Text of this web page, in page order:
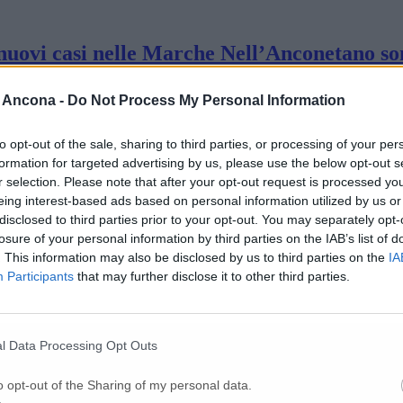
- Do Not Process My Personal Information
opt-out of the sale, sharing to third parties, or processing of your
for targeted advertising by us, please use the below opt-out
selection. Please note that after your opt-out request is processed
interest-based ads based on personal information utilized by us
to third parties prior to your opt-out. You may separately
of your personal information by third parties on the IAB’s list of
This information may also be disclosed by us to third parties on the
Participants that may further disclose it to other third parties.
Data Processing Opt Outs
opt-out of the Sharing of my personal data.
casi nelle Marche Nell’Anconetano
due contagi nella casa di riposo
in crescita, fate uscire di casa i
se ne vanno Quelli che restano
nell’Anconetano
comunale